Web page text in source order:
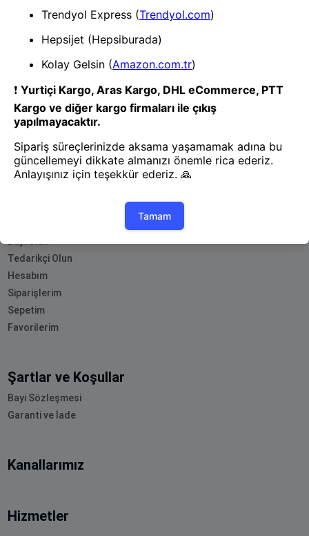
App Store Google Play
Hakkımızda
Akademi
Bilgi Merkezi
Yete Import
Yol Haritamız
Bayi Olun
Tedarikçi Olun
Hesabım
Siparişlerim
Sepetim
Favorilerim
Şartlar ve Koşullar
Bayi Sözleşmesi
Garanti ve İade
Kanallarımız
Hizmetler